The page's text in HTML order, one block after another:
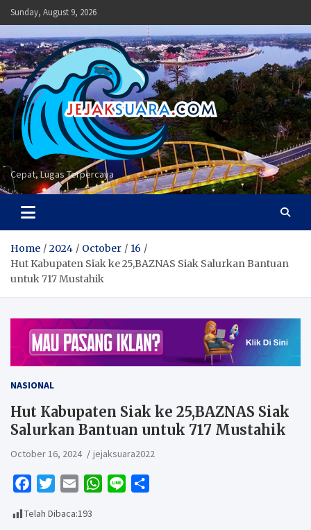
Skip
to
content
Sunday, August 9, 2026
Cepat, Lugas Terpercaya
Home 2024 October
16
Hut Kabupaten Siak ke 25,BAZNAS Siak Salurkan Bantuan
untuk 717 Mustahik
NASIONAL
Hut Kabupaten Siak ke 25,BAZNAS Siak
Salurkan Bantuan untuk 717 Mustahik
October 16, 2024 jejaksuara2022
c
i
a
W
Telah Dibaca:193